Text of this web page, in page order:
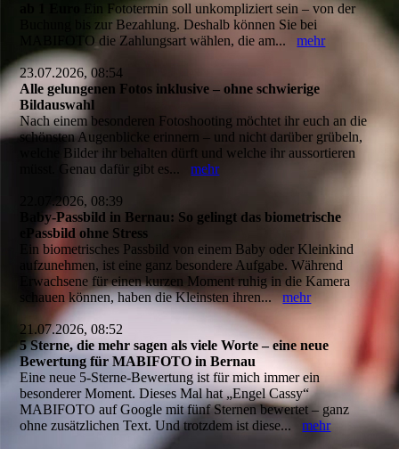
Ein Fototermin soll unkompliziert sein – von der
Buchung bis zur Bezahlung. Deshalb können Sie bei
MABIFOTO die Zahlungsart wählen, die am...mehr
23.07.2026, 08:54
Alle gelungenen Fotos inklusive – ohne schwierige
Bildauswahl
Nach einem besonderen Fotoshooting möchtet ihr euch an die
schönsten Augenblicke erinnern – und nicht darüber grübeln,
welche Bilder ihr behalten dürft und welche ihr aussortieren
müsst. Genau dafür gibt es...mehr
22.07.2026, 08:39
Baby-Passbild in Bernau: So gelingt das biometrische
ePassbild ohne Stress
Ein biometrisches Passbild von einem Baby oder Kleinkind
aufzunehmen, ist eine ganz besondere Aufgabe. Während
Erwachsene für einen kurzen Moment ruhig in die Kamera
schauen können, haben die Kleinsten ihren...mehr
21.07.2026, 08:52
5 Sterne, die mehr sagen als viele Worte – eine neue
Bewertung für MABIFOTO in Bernau
Eine neue 5-Sterne-Bewertung ist für mich immer ein
besonderer Moment. Dieses Mal hat „Engel Cassy“
MABIFOTO auf Google mit fünf Sternen bewertet – ganz
ohne zusätzlichen Text. Und trotzdem ist diese...mehr